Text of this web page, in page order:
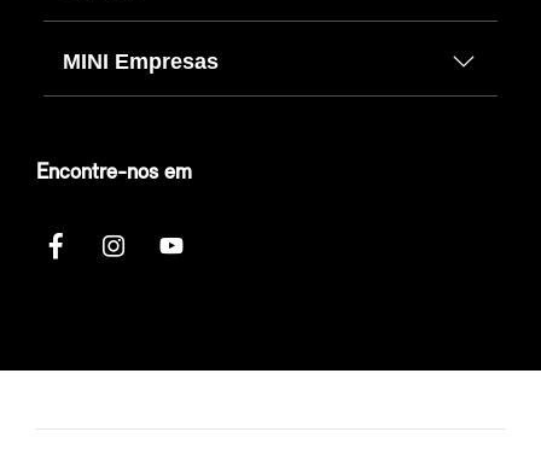
MINI Empresas
Encontre-nos em